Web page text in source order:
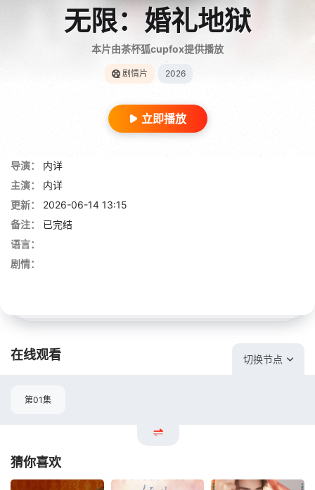
无限：婚礼地狱
本片由茶杯狐cupfox提供播放
剧情片 2026
立即播放
导演：
内详
主演：
内详
更新：
2026-06-14 13:15
备注：
已完结
语言：
剧情：
在线观看 切换节点
第01集
猜你喜欢